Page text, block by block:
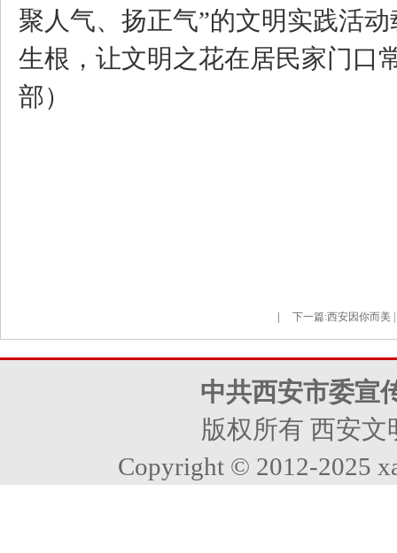
聚人气、扬正气”的文明实践活
生根，让文明之花在居民家门口
部）
下一篇:西安因你而美
中共西安市委宣
版权所有 西安
Copyright © 2012-2025